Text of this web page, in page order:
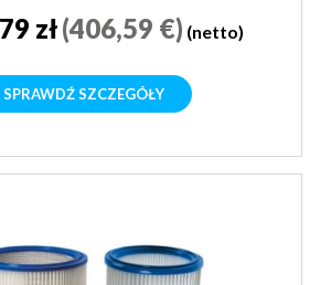
zł(406,59 €) (netto)
SPRAWDŹ SZCZEGÓŁY